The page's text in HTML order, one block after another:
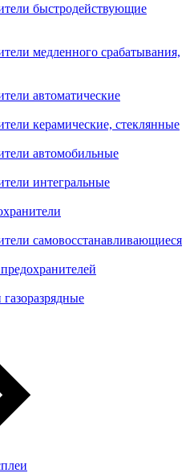
быстродействующие
медленного срабатывания,
автоматические
керамические, стеклянные
автомобильные
интегральные
самовосстанавливающиеся